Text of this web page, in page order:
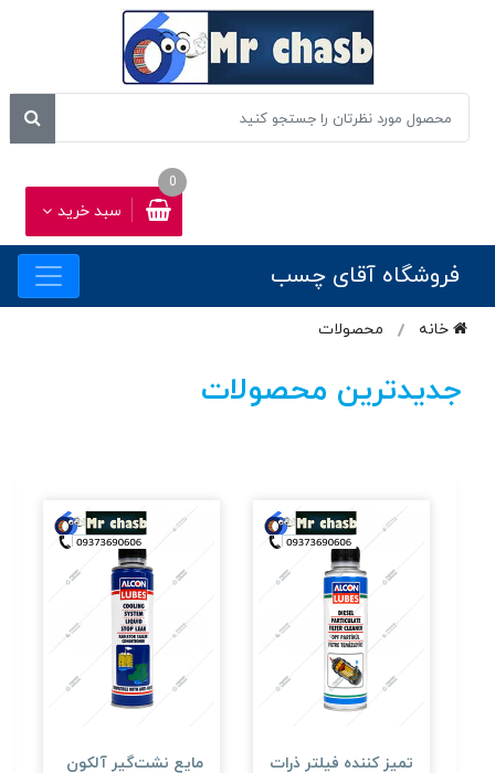
سبد خرید
0
فروشگاه آقای چسب
خانه محصولات
جدیدترین محصولات
تمیز کننده فیلتر ذرات
مایع نشت‌گیر آلکون